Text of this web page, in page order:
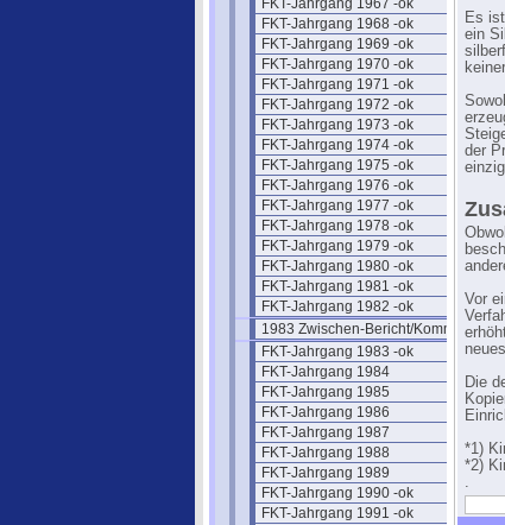
FKT-Jahrgang 1967 -ok
FKT-Jahrgang 1968 -ok
FKT-Jahrgang 1969 -ok
FKT-Jahrgang 1970 -ok
FKT-Jahrgang 1971 -ok
FKT-Jahrgang 1972 -ok
FKT-Jahrgang 1973 -ok
FKT-Jahrgang 1974 -ok
FKT-Jahrgang 1975 -ok
FKT-Jahrgang 1976 -ok
FKT-Jahrgang 1977 -ok
FKT-Jahrgang 1978 -ok
FKT-Jahrgang 1979 -ok
FKT-Jahrgang 1980 -ok
FKT-Jahrgang 1981 -ok
FKT-Jahrgang 1982 -ok
1983 Zwischen-Bericht/Kommentar
FKT-Jahrgang 1983 -ok
FKT-Jahrgang 1984
FKT-Jahrgang 1985
FKT-Jahrgang 1986
FKT-Jahrgang 1987
FKT-Jahrgang 1988
FKT-Jahrgang 1989
FKT-Jahrgang 1990 -ok
FKT-Jahrgang 1991 -ok
Es
ein
der
Vor
Die
*1)
*2)
.